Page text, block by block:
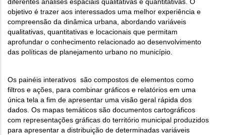
objetivo é trazer aos interessados uma melhor experiência e
compreensão da dinâmica urbana, abordando variáveis
qualitativas, quantitativas e locacionais que permitam
aprofundar o conhecimento relacionado ao desenvolvimento
das políticas de planejamento urbano no município.
Os painéis interativos são compostos de elementos como
filtros e ações, para combinar gráficos e relatórios em uma
única tela a fim de apresentar uma visão geral rápida dos
dados. Os mapas temáticos são documentos cartográficos
com representações gráficas do território municipal produzidos
para apresentar a distribuição de determinadas variáveis